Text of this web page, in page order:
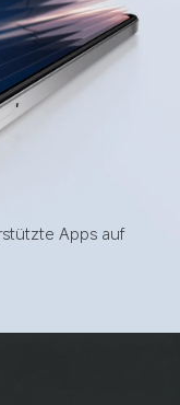
Apps auf